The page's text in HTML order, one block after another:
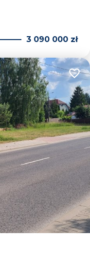
3 090 000 zł